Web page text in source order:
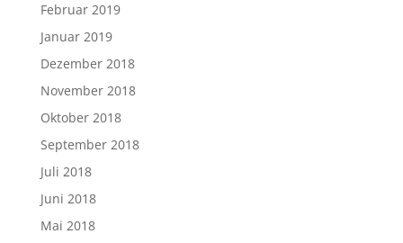
Februar 2019
Januar 2019
Dezember 2018
November 2018
Oktober 2018
September 2018
Juli 2018
Juni 2018
Mai 2018